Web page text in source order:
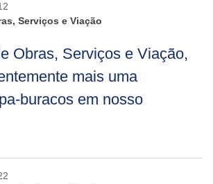
Serviços e Viação
Obras, Serviços e Viação,
mais uma
buracos em nosso